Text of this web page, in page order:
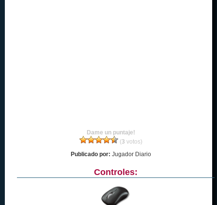
Dame un puntaje!
(3 votos)
Publicado por: Jugador Diario
Controles: